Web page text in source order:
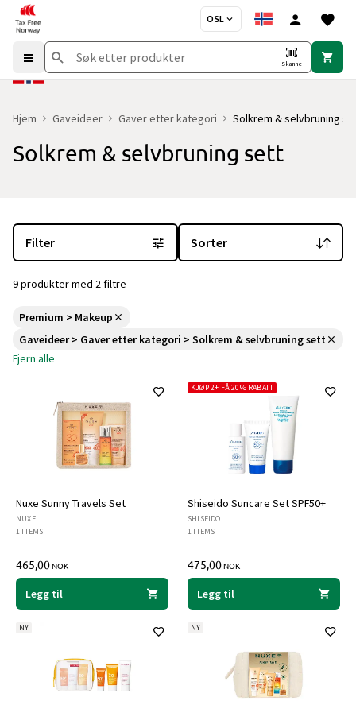
OSL
Skanne
Hjem Gaveideer Gaver etter kategori Solkrem & selvbruning
Solkrem & selvbruning sett
Filter Sorter
9 produkter med 2 filtre
Premium > Makeup
Gaveideer > Gaver etter kategori > Solkrem & selvbruning sett
Fjern alle
Nuxe Sunny Travels Set
NUXE
1 ITEMS
465,00NOK
Legg til
Shiseido Suncare Set SPF50+
KJØP 2+ FÅ 20% RABATT
SHISEIDO
1 ITEMS
475,00NOK
Legg til
NY NY